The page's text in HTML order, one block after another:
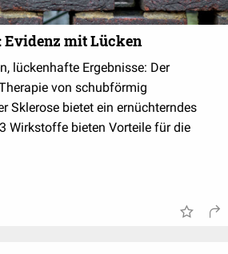
mit Lücken
lückenhafte Ergebnisse: Der
von schubförmig
Sklerose bietet ein ernüchterndes
Wirkstoffe bieten Vorteile für die